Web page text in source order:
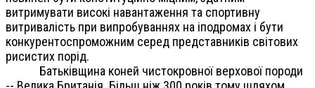
витримувати високі навантаження та спортивну
витривалість при випробуваннях на іподромах і бути
конкурентоспроможним серед представників світових
рисистих порід.
Батьківщина коней чистокровної верхової породи